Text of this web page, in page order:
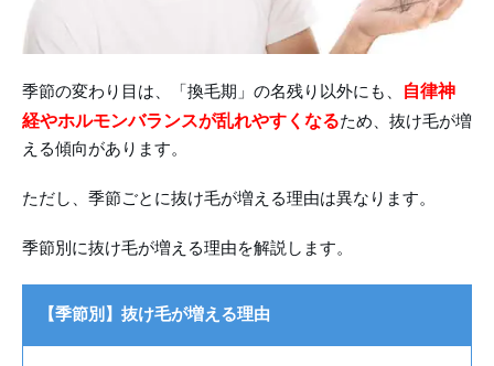
季節の変わり目は、「換毛期」の名残り以外にも、
自律神
経やホルモンバランスが乱れやすくなるため、抜け毛が増
える傾向があります。
ただし、季節ごとに抜け毛が増える理由は異なります。
季節別に抜け毛が増える理由を解説します。
【季節別】抜け毛が増える理由